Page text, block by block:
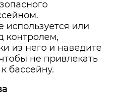
используется или
контролем,
из него и наведите
не привлекать
бассейну.